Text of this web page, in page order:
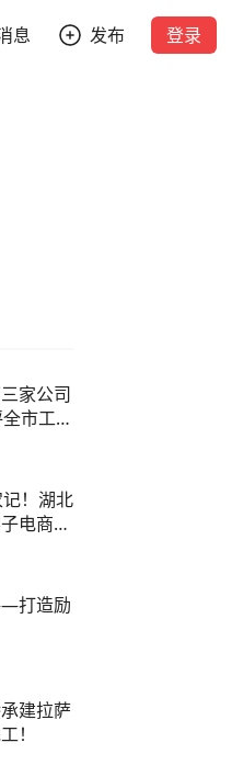
息 发布 登录
家公司
市工程
奖
！湖北
电商赋
打造励
建拉萨
！